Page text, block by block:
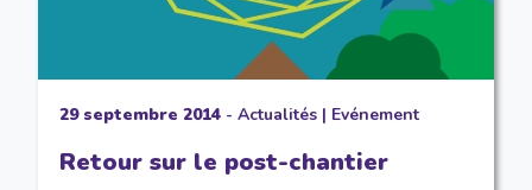
29 septembre 2014- Actualités| Evénement
Retour sur le post-chantier